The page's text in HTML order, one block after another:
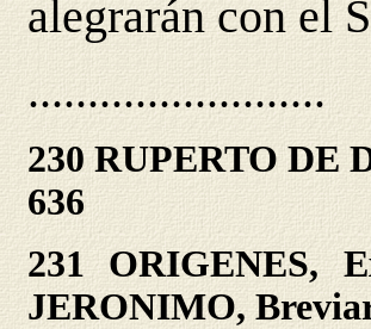
alegrarán con el
.........................
230 RUPERTO DE
636
231 ORIGENES,
JERONIMO,